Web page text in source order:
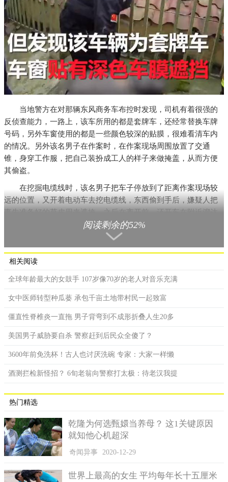
当地警方在对那辆东风商务车布控时发现，司机有着很强的
反侦查能力，一路上，该车所用的都是套牌车，还经常替换车牌
号码，另外车窗使用的都是一些颜色较深的贴膜，很难看清车内
的情况。另外该名男子在作案时，在作案现场周围放置了交通
锥，身穿工作服，把自己装扮成工人的样子来做掩盖，从而方便
其偷盗。
在挖掘电缆线时，该名男子把车子停放到了距离作案现场较
远的位置，又开着电动车去挖电缆线，东西偷到手后，嫌疑人把
事先准备好的草皮用来遮掩，之后在离开前，还开车在附近溜达
几个小时后，确保没有被人发现后才最终驾车离去。
当地警方经过系统研究分析后，对这个团伙有了一个最初的
查，民警基本摸清了他们的身份信息，自己平常的活动地点还有
居住的地方。
在本月9日凌晨时分，这伙人打算在渝北一带地区再次作案
的时候，民警在渝北区某宾馆布控，成功的逮捕了嫌疑人潘某、
阅读剩余的52%
相关阅读
全球年龄最大的女鼓手 107岁像70岁的老人对音乐充满
女中医师转型种瓜蒌 承包千亩土地带村民一起致富
僵直性脊椎炎一直拖 男子背弯到不成形折叠人生20多
美国男子威胁要自杀 警察赶到后民众全傻了？
3600年前免洗杯！古人也讨厌洗碗 专家：大家一样懒
酒测拦检新怪招？ 6旬老翁向警察打太极：待老汉我提
热门精选
乾隆为何选甄嬛当养母？ 这1关键原因
就知他心机超深
奇闻异事 2020-12-29
世界上最高的女生 平均每年长十五厘米